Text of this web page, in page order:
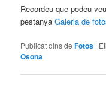
Recordeu que podeu
pestanyaGaleria de
Publicat dins de Fotos |
Osona